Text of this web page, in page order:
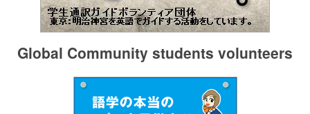
Global Community students volunteers